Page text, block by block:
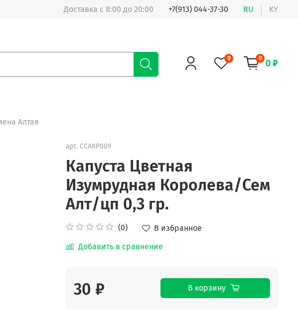
Доставка с 8:00 до 20:00 +7(913) 044-37-30 RU KY
0 0 0 ₽
Алтая
арт. ССАКР009
Капуста Цветная
Изумрудная Королева/Сем
Алт/цп 0,3 гр.
(0)
В избранное
Добавить в сравнение
30 ₽ В корзину